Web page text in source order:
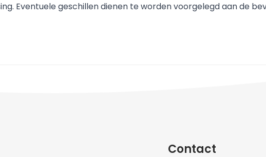
Eventuele geschillen dienen te worden voorgelegd aan de
Contact